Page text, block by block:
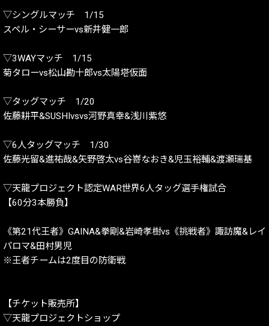
▽シングルマッチ 1/15
スペル・シーサーvs新井健一郎
▽3WAYマッチ 1/15
菊タローvs松山勘十郎vs太陽塔仮面
▽タッグマッチ 1/20
佐藤耕平&SUSHIvsvs河野真幸&浅川紫悠
▽6人タッグマッチ 1/30
佐藤光留&進祐哉&矢野啓太vs谷嵜なおき&児玉裕輔&渡瀬瑞基
▽天龍プロジェクト認定WAR世界6人タッグ選手権試合
【60分3本勝負】
《第21代王者》GAINA&拳剛&岩崎孝樹vs《挑戦者》諏訪魔&レイ
パロマ&田村男児
※王者チームは2度目の防衛戦
【チケット販売所】
▽天龍プロジェクトショップ